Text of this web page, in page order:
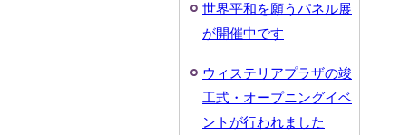
世界平和を願うパネル展
が開催中です
ウィステリアプラザの竣
工式・オープニングイベ
ントが行われました